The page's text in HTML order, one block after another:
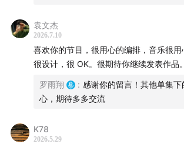
02:20 Park 1
酷似中国城市的纽约地标：Hudson
袁文杰
2026.7.10
喜欢你的节目，很用心的编排，音乐很
很设计，很 OK。很期待你继续发表作品。
罗雨翔 : 感谢你的留言！其他单集
心，期待多多交流
K78
2026.5.29